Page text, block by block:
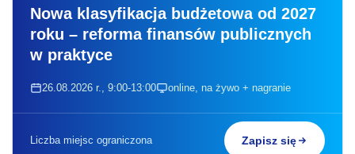
Nowa klasyfikacja budżetowa od 2027
roku – reforma finansów publicznych
w praktyce
26.08.2026 r., 9:00-13:00 online, na żywo + nagranie
Liczba miejsc ograniczona Zapisz się